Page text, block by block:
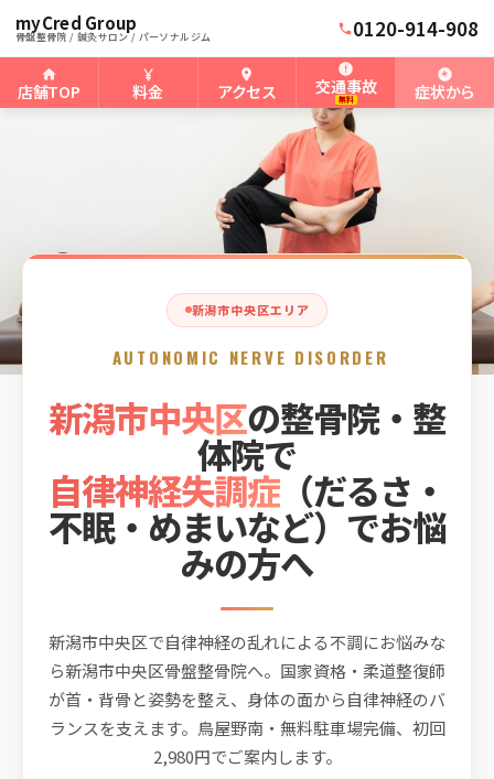
myCred Group
骨盤整骨院 / 鍼灸サロン / パーソナルジム 0120-914-908
店舗TOP 料金 アクセス 交通事故
無料 症状から
ホーム › 新潟市中央区骨盤整骨院 新潟市中央区の自律神経失調症
新潟市中央区エリア
AUTONOMIC NERVE DISORDER
新潟市中央区の整骨院・整
体院で
自律神経失調症 （だるさ・
不眠・めまいなど）でお悩
みの方へ
新潟市中央区で自律神経の乱れによる不調にお悩みな
ら新潟市中央区骨盤整骨院へ。国家資格・柔道整復師
が首・背骨と姿勢を整え、身体の面から自律神経のバ
ランスを支えます。鳥屋野南・無料駐車場完備、初回
2,980円でご案内します。